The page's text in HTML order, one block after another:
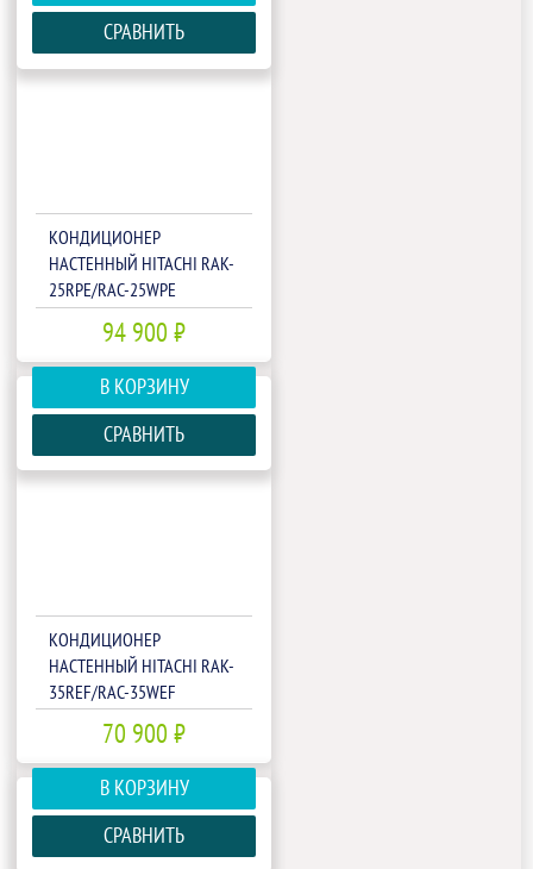
СРАВНИТЬ
КОНДИЦИОНЕР
НАСТЕННЫЙ HITACHI RAK-
25RPE/RAC-25WPE
94 900 ₽
В КОРЗИНУ
СРАВНИТЬ
КОНДИЦИОНЕР
НАСТЕННЫЙ HITACHI RAK-
35REF/RAC-35WEF
70 900 ₽
В КОРЗИНУ
СРАВНИТЬ